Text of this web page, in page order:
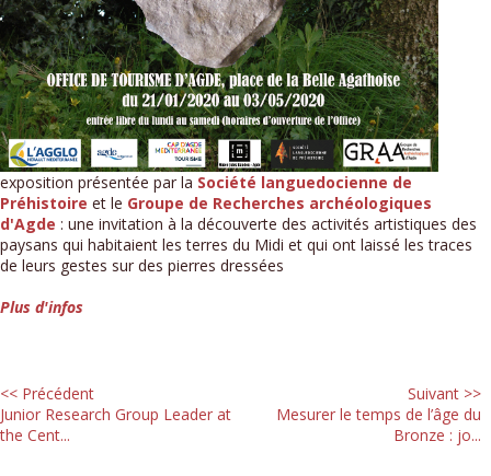
exposition présentée par la Société languedocienne de
Préhistoire et le Groupe de Recherches archéologiques
d'Agde : une invitation à la découverte des activités artistiques des
paysans qui habitaient les terres du Midi et qui ont laissé les traces
de leurs gestes sur des pierres dressées
Plus d'infos
<< Précédent
Junior Research Group Leader at
the Cent...
Suivant >>
Mesurer le temps de l’âge du
Bronze : jo...